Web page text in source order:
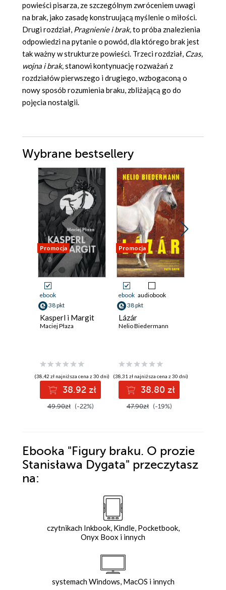
powieści pisarza, ze szczególnym zwróceniem uwagi
na brak, jako zasadę konstruującą myślenie o miłości.
Drugi rozdział, Pragnienie i brak,to próba znalezienia
odpowiedzi na pytanie o powód, dla którego brak jest
tak ważny w strukturze powieści. Trzeci rozdział, Czas,
wojna i brak,stanowi kontynuację rozważań z
rozdziałów pierwszego i drugiego, wzbogaconą o
nowy sposób rozumienia braku, zbliżającą go do
pojęcia nostalgii.
Wybrane bestsellery
Promocja
ebook
38 pkt
Kasperl i Margit
Maciej Płaza
(38,42 zł najniższa cena z 30 dni)
38.92 zł
49.90zł (-22%)
Promocja
ebook audiobook
38 pkt
Lázár
Nelio Biedermann
(38,31 zł najniższa cena z 30 dni)
38.80 zł
47.90zł (-19%)
Ebooka "Figury braku. O prozie
Stanisława Dygata" przeczytasz
na:
czytnikach Inkbook, Kindle, Pocketbook,
Onyx Boox i innych
systemach Windows, MacOS i innych